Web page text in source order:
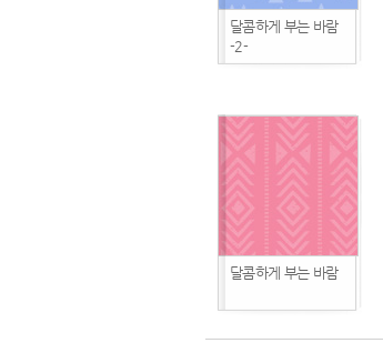
달콤하게 부는 바람
-2-
달콤하게 부는 바람